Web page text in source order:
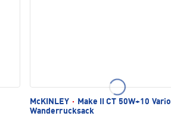
McKINLEY ·
Make II CT 50W+10 Vario
Wanderrucksack